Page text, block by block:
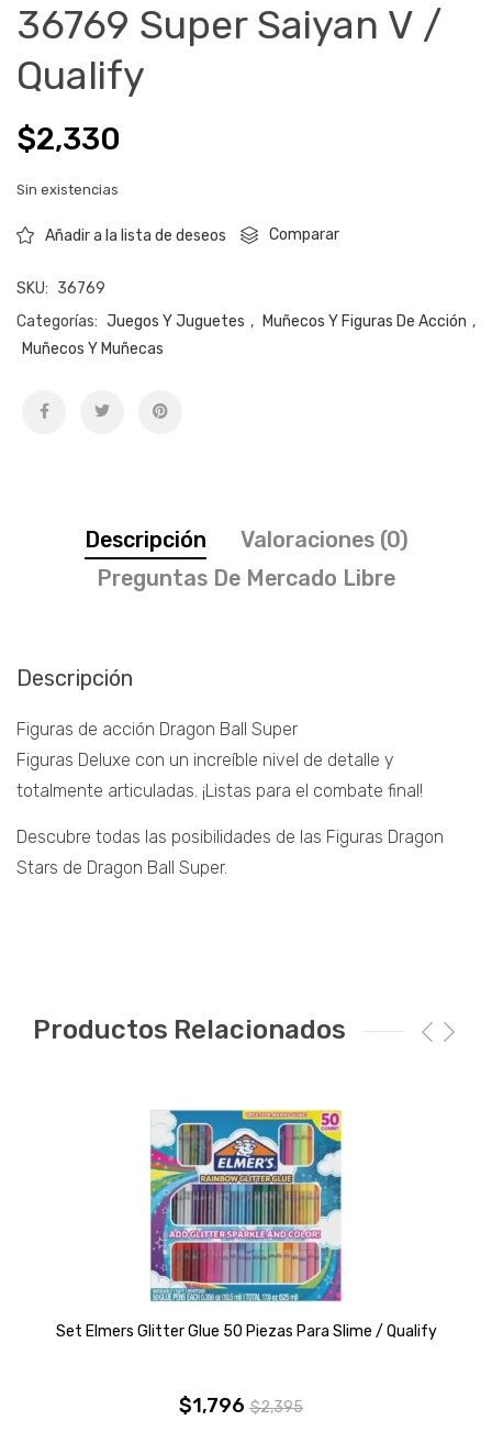
36769 Super Saiyan V /
Qualify
$2,330
Sin existencias
Añadir a la lista de deseos Comparar
SKU: 36769
Categorías: Juegos Y Juguetes , Muñecos Y Figuras De Acción ,
Muñecos Y Muñecas
Descripción
Valoraciones (0)
Preguntas De Mercado Libre
Descripción
Figuras de acción Dragon Ball Super
Figuras Deluxe con un increíble nivel de detalle y
totalmente articuladas. ¡Listas para el combate final!
Descubre todas las posibilidades de las Figuras Dragon
Stars de Dragon Ball Super.
Productos Relacionados
Set Elmers Glitter Glue 50 Piezas Para Slime / Qualify
$2,395
El
$1,796
El